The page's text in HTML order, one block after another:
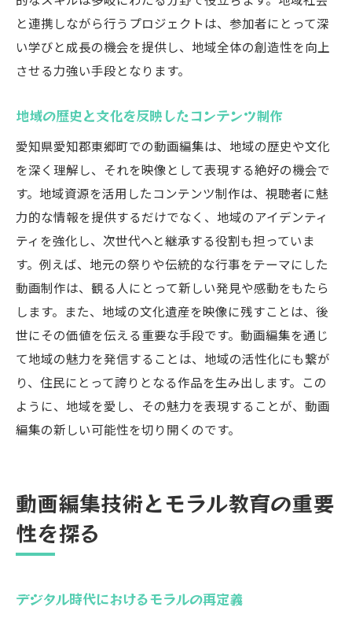
と連携しながら行うプロジェクトは、参加者にとって深
い学びと成長の機会を提供し、地域全体の創造性を向上
させる力強い手段となります。
地域の歴史と文化を反映したコンテンツ制作
愛知県愛知郡東郷町での動画編集は、地域の歴史や文化
を深く理解し、それを映像として表現する絶好の機会で
す。地域資源を活用したコンテンツ制作は、視聴者に魅
力的な情報を提供するだけでなく、地域のアイデンティ
ティを強化し、次世代へと継承する役割も担っていま
す。例えば、地元の祭りや伝統的な行事をテーマにした
動画制作は、観る人にとって新しい発見や感動をもたら
します。また、地域の文化遺産を映像に残すことは、後
世にその価値を伝える重要な手段です。動画編集を通じ
て地域の魅力を発信することは、地域の活性化にも繋が
り、住民にとって誇りとなる作品を生み出します。この
ように、地域を愛し、その魅力を表現することが、動画
編集の新しい可能性を切り開くのです。
動画編集技術とモラル教育の重要
性を探る
デジタル時代におけるモラルの再定義